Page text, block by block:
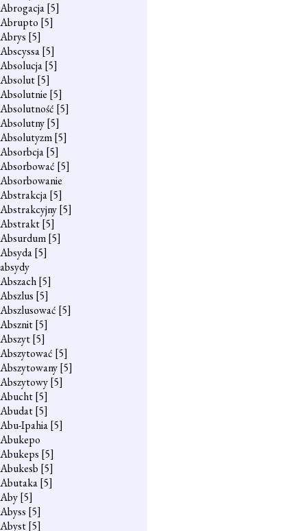
Abrogacja[5]
Abrupto [5]
Abrys [5]
Abscyssa[5]
Absolucja[5]
Absolut[5]
Absolutnie [5]
Absolutność [5]
Absolutny[5]
Absolutyzm[5]
Absorbcja[5]
Absorbować [5]
Absorbowanie
Abstrakcja[5]
Abstrakcyjny[5]
Abstrakt[5]
Absurdum[5]
Absyda[5]
absydy
Abszach[5]
Abszlus [5]
Abszlusować [5]
Absznit[5]
Abszyt[5]
Abszytować [5]
Abszytowany[5]
Abszytowy[5]
Abucht[5]
Abudat[5]
Abu-Ipahia[5]
Abukepo
Abukeps [5]
Abukesb [5]
Abutaka[5]
Aby[5]
Abyss [5]
Abyst[5]